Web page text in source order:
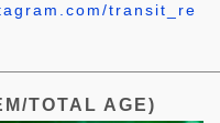
transit_re
TOTAL AGE)